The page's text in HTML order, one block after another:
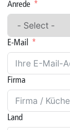
Anrede
E-Mail
Firma
Land